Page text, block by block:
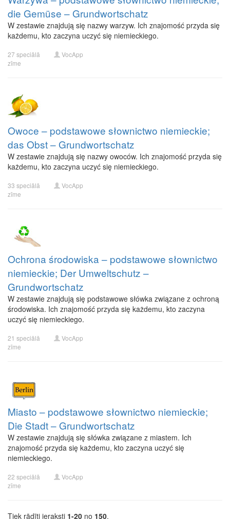
die Gemüse – Grundwortschatz
W zestawie znajdują się nazwy warzyw. Ich znajomość przyda się
każdemu, kto zaczyna uczyć się niemieckiego.
27 speciālā
zīme
VocApp
Owoce – podstawowe słownictwo niemieckie;
das Obst – Grundwortschatz
W zestawie znajdują się nazwy owoców. Ich znajomość przyda się
każdemu, kto zaczyna uczyć się niemieckiego.
33 speciālā
zīme
VocApp
Ochrona środowiska – podstawowe słownictwo
niemieckie; Der Umweltschutz –
Grundwortschatz
W zestawie znajdują się podstawowe słówka związane z ochroną
środowiska. Ich znajomość przyda się każdemu, kto zaczyna
uczyć się niemieckiego.
21 speciālā
zīme
VocApp
Miasto – podstawowe słownictwo niemieckie;
Die Stadt – Grundwortschatz
W zestawie znajdują się słówka związane z miastem. Ich
znajomość przyda się każdemu, kto zaczyna uczyć się
niemieckiego.
22 speciālā
zīme
VocApp
Tiek rādīti ieraksti 1-20 no 150.